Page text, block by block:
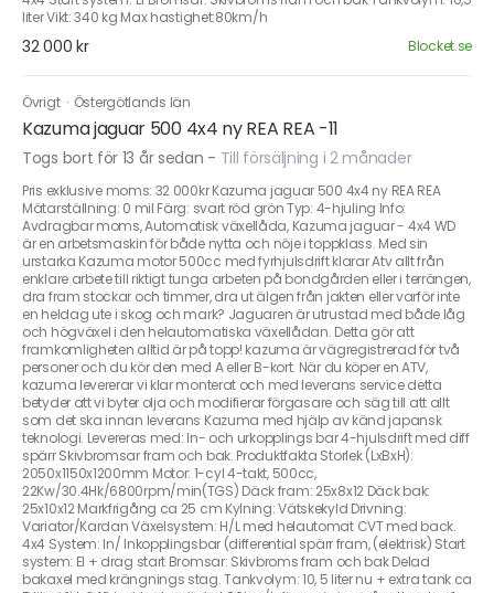
liter Vikt: 340 kg Max hastighet:80km/h
32 000 kr Blocket.se
Övrigt · Östergötlands län
Kazuma jaguar 500 4x4 ny REA REA -11
Togs bort för 13 år sedan - Till försäljning i 2 månader
Pris exklusive moms: 32 000kr Kazuma jaguar 500 4x4 ny REA REA
Mätarställning: 0 mil Färg: svart röd grön Typ: 4-hjuling Info:
Avdragbar moms, Automatisk växellåda, Kazuma jaguar - 4x4 WD
är en arbetsmaskin för både nytta och nöje i toppklass. Med sin
urstarka Kazuma motor 500cc med fyrhjulsdrift klarar Atv allt från
enklare arbete till riktigt tunga arbeten på bondgården eller i terrängen,
dra fram stockar och timmer, dra ut älgen från jakten eller varför inte
en heldag ute i skog och mark? Jaguaren är utrustad med både låg
och högväxel i den helautomatiska växellådan. Detta gör att
framkomligheten alltid är på topp! kazuma är vägregistrerad för två
personer och du kör den med A eller B-kort. När du köper en ATV,
kazuma levererar vi klar monterat och med leverans service detta
betyder att vi byter olja och modifierar förgasare och säg till att allt
som det ska innan leverans Kazuma med hjälp av känd japansk
teknologi. Levereras med: In- och urkopplings bar 4-hjulsdrift med diff
spärr Skivbromsar fram och bak. Produktfakta Storlek (LxBxH):
2050x1150x1200mm Motor: 1-cyl 4-takt, 500cc,
22Kw/30.4Hk/6800rpm/min(TGS) Däck fram: 25x8x12 Däck bak:
25x10x12 Markfrigång ca 25 cm Kylning: Vätskekyld Drivning:
Variator/Kardan Växelsystem: H/L med helautomat CVT med back.
4x4 System: In/ Inkopplingsbar (differential spärr fram, (elektrisk) Start
system: El + drag start Bromsar: Skivbroms fram och bak Delad
bakaxel med krängnings stag. Tankvolym: 10, 5 liter nu + extra tank ca